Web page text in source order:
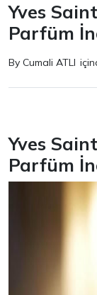
Yves
Parfüm
By Cumali ATLI
Yves
Parfüm